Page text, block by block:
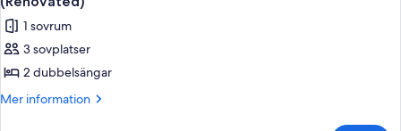
tillgänglighetsanpassad
dusch
(Mobility/Hearing,
Renovated,
Tower)
foton
för
Rum
-
2
1 sovrum
3 sovplatser
2 dubbelsängar
Mer information
Mer